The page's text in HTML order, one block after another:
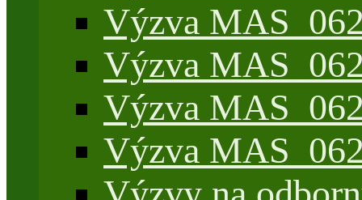
Výzva
Výzva
Výzva
Výzva